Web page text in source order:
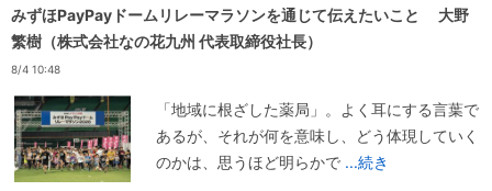
みずほPayPayドームリレーマラソンを通じて伝えたいこと 大野
繁樹（株式会社なの花九州 代表取締役社長）
8/4 10:48
「地域に根ざした薬局」。よく耳にする言葉で
あるが、それが何を意味し、どう体現していく
のかは、思うほど明らかで ...続き